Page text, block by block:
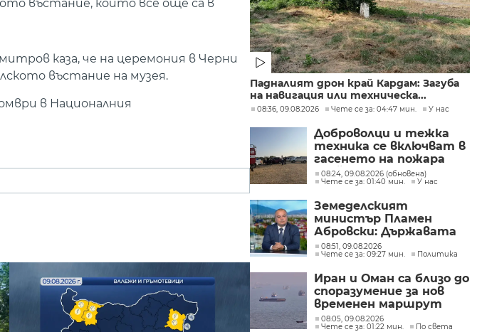
въстание, които все още са в
каза, че на церемония в Черни
въстание на музея.
в Националния
Падналият дрон край Кардам: Загуба
на навигация или техническа...
08:36, 09.08.2026 Чете се за: 04:47 мин. У нас
Доброволци и тежка
техника се включват в
гасенето на пожара
край бобошевското
село Висока могила
08:24, 09.08.2026 (обновена)
Чете се за: 01:40 мин.
У нас
Земеделският
министър Пламен
Абровски: Държавата
трябва да засили
контрола върху вноса
от трети страни
08:51, 09.08.2026
Чете се за: 09:27 мин.
Политика
Иран и Оман са близо до
споразумение за нов
временен маршрут
през Ормузкия проток
08:05, 09.08.2026
Чете се за: 01:22 мин.
По света